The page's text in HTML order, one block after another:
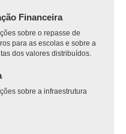
Financeira
sobre o repasse de
para as escolas e sobre a
dos valores distribuídos.
sobre a infraestrutura